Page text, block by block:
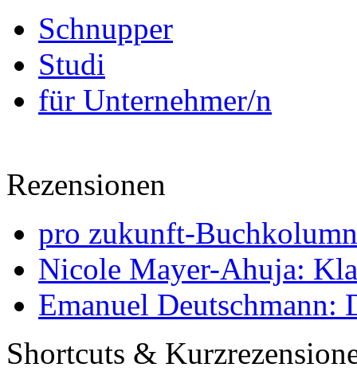
Schnupper
Studi
für Unternehmer/n
Rezensionen
pro zukunft-
Nicole Mayer-Ahuja:
Emanuel Deutschmann:
Shortcuts &